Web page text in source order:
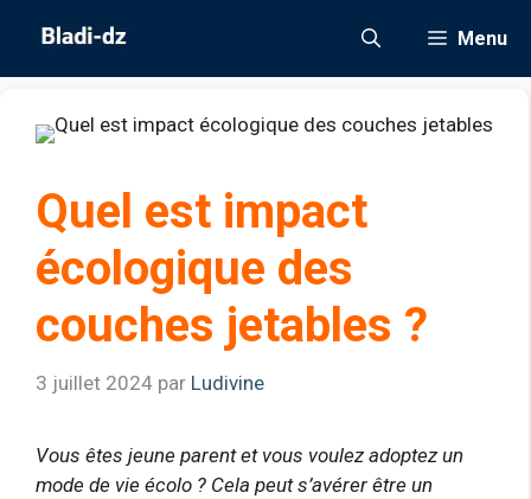
contenu
Menu
Quel est impact
écologique des
couches jetables ?
3 juillet 2024 par Ludivine
Vous êtes jeune parent et vous voulez adoptez un
mode de vie écolo ? Cela peut s’avérer être un